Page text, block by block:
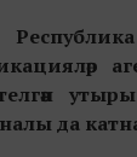
да